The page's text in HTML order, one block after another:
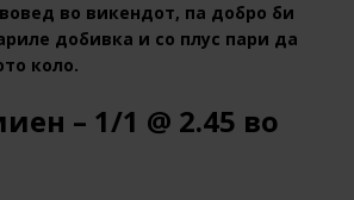
во викендот, па добро би
добивка и со плус пари да
коло.
– 1/1 @ 2.45 во